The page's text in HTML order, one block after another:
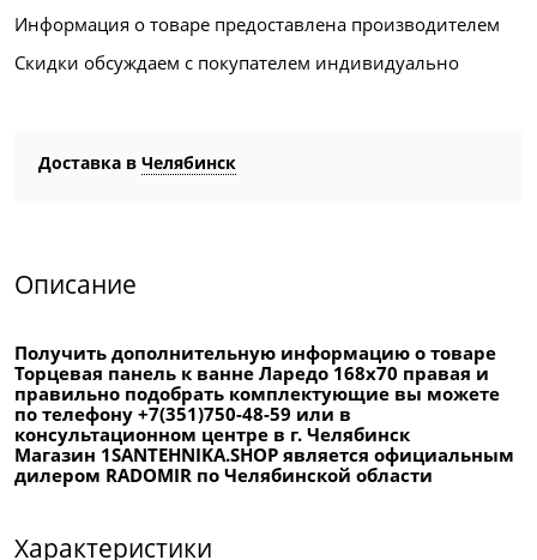
Информация о товаре предоставлена производителем
Скидки обсуждаем с покупателем индивидуально
Доставка в Челябинск
Описание
Получить дополнительную информацию о товаре
Торцевая панель к ванне Ларедо 168х70 правая и
правильно подобрать комплектующие вы можете
по телефону +7(351)750-48-59 или в
консультационном центре в г. Челябинск
Магазин 1SANTEHNIKA.SHOP является официальным
дилером RADOMIR по Челябинской области
Характеристики